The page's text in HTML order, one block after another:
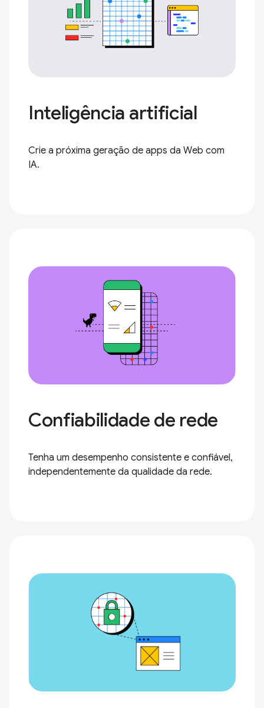
Inteligência artificial
Crie a próxima geração de apps da Web com
IA.
Confiabilidade de rede
Tenha um desempenho consistente e confiável,
independentemente da qualidade da rede.